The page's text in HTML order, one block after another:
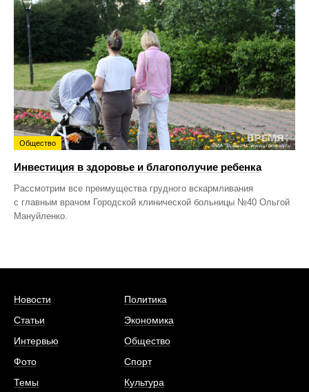
Общество
Инвестиция в здоровье и благополучие ребенка
Рассмотрим все преимущества грудного вскармливания
с главным врачом Городской клинической больницы №40 Ольгой
Мануйленко.
Новости
Статьи
Интервью
Фото
Темы
Политика
Экономика
Общество
Спорт
Культура